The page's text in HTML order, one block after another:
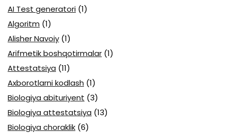
AI Test generatori (1)
Algoritm (1)
Alisher Navoiy (1)
Arifmetik boshqotirmalar (1)
Attestatsiya (11)
Axborotlarni kodlash (1)
Biologiya abituriyent (3)
Biologiya attestatsiya (13)
Biologiya choraklik (6)